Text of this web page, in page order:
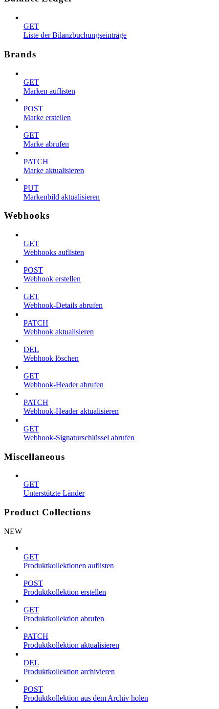
GET
Liste der Bilanzbuchungseinträge
Brands
GET
Marken auflisten
POST
Marke erstellen
GET
Marke abrufen
PATCH
Marke aktualisieren
PUT
Markenbild aktualisieren
Webhooks
GET
Webhooks auflisten
POST
Webhook erstellen
GET
Webhook-Details abrufen
PATCH
Webhook aktualisieren
DEL
Webhook löschen
GET
Webhook-Header abrufen
PATCH
Webhook-Header aktualisieren
GET
Webhook-Signaturschlüssel abrufen
Miscellaneous
GET
Unterstützte Länder
Product Collections
NEW
GET
Produktkollektionen auflisten
POST
Produktkollektion erstellen
GET
Produktkollektion abrufen
PATCH
Produktkollektion aktualisieren
DEL
Produktkollektion archivieren
POST
Produktkollektion aus dem Archiv holen